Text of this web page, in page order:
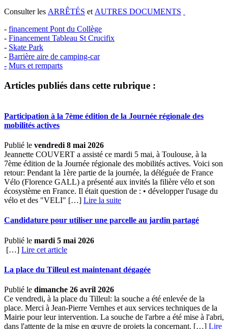
Consulter les ARRÊTÉS et AUTRES DOCUMENTS
- financement Pont du Collège
- Financement Tableau St Crucifix
- Skate Park
- Barrière aire de camping-car
- Murs et remparts
Articles publiés dans cette rubrique :
Participation à la 7ème édition de la Journée régionale des
mobilités actives
Publié le vendredi 8 mai 2026
Jeannette COUVERT a assisté ce mardi 5 mai, à Toulouse, à la
7ème édition de la Journée régionale des mobilités actives. Voici son
retour: Pendant la 1ère partie de la journée, la déléguée de France
Vélo (Florence GALL) a présenté aux invités la filière vélo et son
écosystème en France. Il était question de : • développer l'usage du
vélo et des "VELI" […] ­ Lire la suite
Candidature pour utiliser une parcelle au jardin partagé
Publié le mardi 5 mai 2026
[…] Lire cet article
La place du Tilleul est maintenant dégagée
Publié le dimanche 26 avril 2026
Ce vendredi, à la place du Tilleul: la souche a été enlevée de la
place. Merci à Jean-Pierre Vernhes et aux services techniques de la
Mairie pour leur intervention. La souche de l'arbre a été mise à l'abri,
dans l'attente de la mise en œuvre de projets la concernant. […] Lire